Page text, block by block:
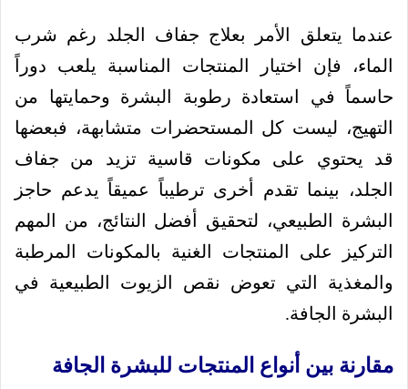
عندما يتعلق الأمر بعلاج جفاف الجلد رغم شرب
الماء، فإن اختيار المنتجات المناسبة يلعب دوراً
حاسماً في استعادة رطوبة البشرة وحمايتها من
التهيج، ليست كل المستحضرات متشابهة، فبعضها
قد يحتوي على مكونات قاسية تزيد من جفاف
الجلد، بينما تقدم أخرى ترطيباً عميقاً يدعم حاجز
البشرة الطبيعي، لتحقيق أفضل النتائج، من المهم
التركيز على المنتجات الغنية بالمكونات المرطبة
والمغذية التي تعوض نقص الزيوت الطبيعية في
البشرة الجافة.
مقارنة بين أنواع المنتجات للبشرة الجافة